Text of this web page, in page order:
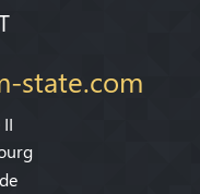
state.com